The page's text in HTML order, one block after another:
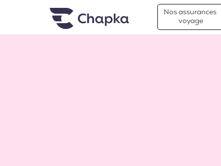
Chapka Assurances Voyages
Nos assurances
voyage